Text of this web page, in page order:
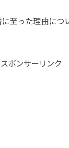
至った理由につ
スポンサーリンク